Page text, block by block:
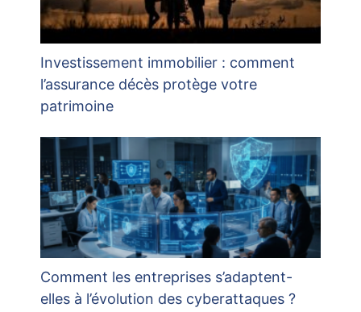
Investissement immobilier : comment
l’assurance décès protège votre
patrimoine
Comment les entreprises s’adaptent-
elles à l’évolution des cyberattaques ?